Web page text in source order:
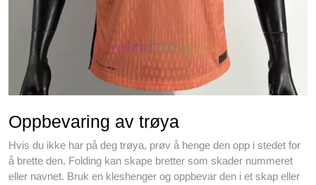
Oppbevaring av trøya
Hvis du ikke har på deg trøya, prøv å henge den opp i stedet for
å brette den. Folding kan skape bretter som skader nummeret
eller navnet. Bruk en kleshenger og oppbevar den i et skap eller